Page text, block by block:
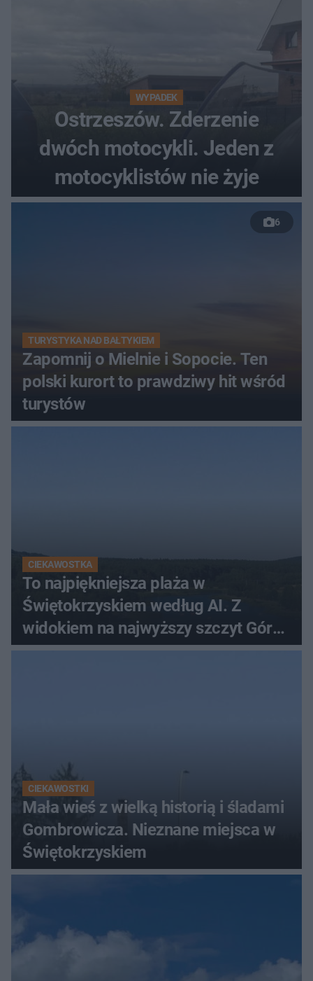
WYPADEK
Ostrzeszów. Zderzenie
dwóch motocykli. Jeden z
motocyklistów nie żyje
6
TURYSTYKA NAD BAŁTYKIEM
Zapomnij o Mielnie i Sopocie. Ten
polski kurort to prawdziwy hit wśród
turystów
CIEKAWOSTKA
To najpiękniejsza plaża w
Świętokrzyskiem według AI. Z
widokiem na najwyższy szczyt Gór
Świętokrzyskich
CIEKAWOSTKI
Mała wieś z wielką historią i śladami
Gombrowicza. Nieznane miejsca w
Świętokrzyskiem